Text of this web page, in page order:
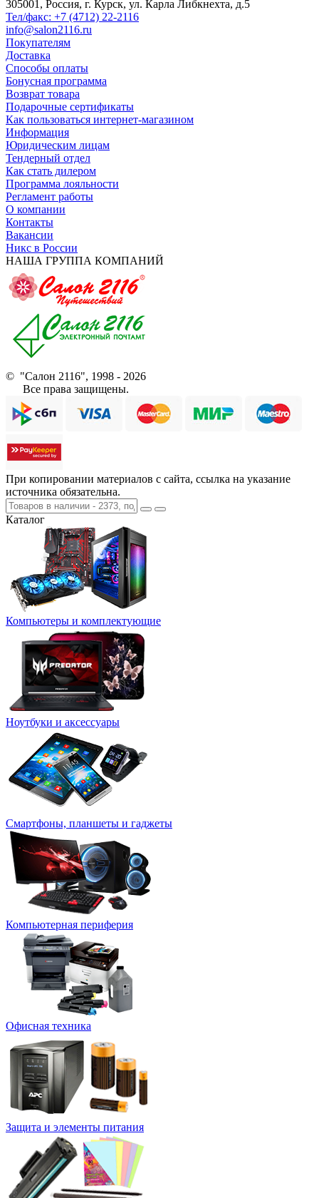
305001, Россия, г. Курск, ул. Карла Либкнехта, д.5
Тел/факс: +7 (4712) 22-2116
info@salon2116.ru
Покупателям
Доставка
Способы оплаты
Бонусная программа
Возврат товара
Подарочные сертификаты
Как пользоваться интернет-магазином
Информация
Юридическим лицам
Тендерный отдел
Как стать дилером
Программа лояльности
Регламент работы
О компании
Контакты
Вакансии
Никс в России
НАША ГРУППА КОМПАНИЙ
© "Салон 2116", 1998 - 2026
Все права защищены.
При копировании материалов с сайта, ссылка на указание
источника обязательна.
Каталог
Компьютеры и комплектующие
Ноутбуки и аксессуары
Смартфоны, планшеты и гаджеты
Компьютерная периферия
Офисная техника
Защита и элементы питания